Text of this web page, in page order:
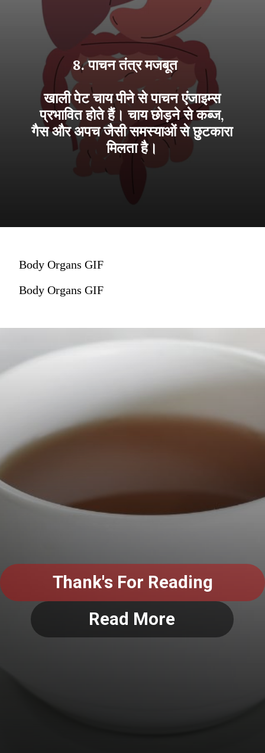
8. पाचन तंत्र मजबूत
खाली पेट चाय पीने से पाचन एंजाइम्स
प्रभावित होते हैं। चाय छोड़ने से कब्ज,
गैस और अपच जैसी समस्याओं से छुटकारा
मिलता है।
Body Organs GIF
Body Organs GIF
Thank's For Reading
Read More